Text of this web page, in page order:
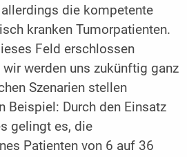
die kompetente
kranken Tumorpatienten.
Feld erschlossen
werden uns zukünftig ganz
Szenarien stellen
Beispiel: Durch den Einsatz
gelingt es, die
Patienten von 6 auf 36